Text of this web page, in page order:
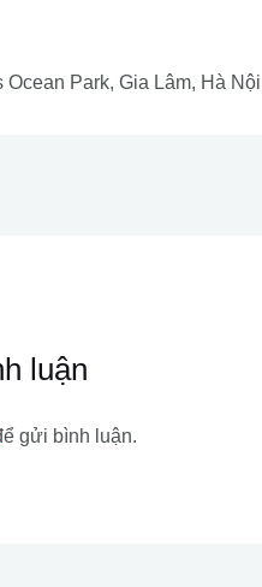
Park, Gia Lâm, Hà Nội
luận
gửi bình luận.